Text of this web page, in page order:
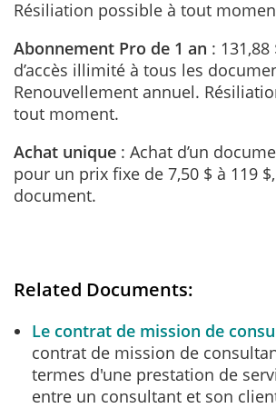
Résiliation possible à tout
Abonnement Pro de 1 an :
d’accès illimité à tous les
Renouvellement annuel.
tout moment.
Achat unique : Achat d’un
pour un prix fixe de 7,50 $ à 119
document.
Related Documents:
Le contrat de mission de
contrat de mission de
termes d'une prestation de
entre un consultant et son